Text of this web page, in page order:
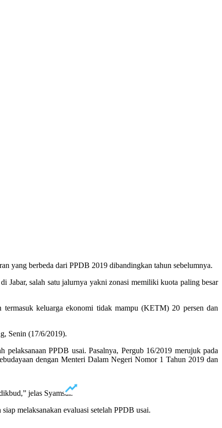
yang berbeda dari PPDB 2019 dibandingkan tahun sebelumnya.
Jabar, salah satu jalurnya yakni zonasi memiliki kuota paling besar
keluarga ekonomi tidak mampu (KETM) 20 persen dan
Senin (17/6/2019).
PPDB usai. Pasalnya, Pergub 16/2019 merujuk pada
dengan Menteri Dalam Negeri Nomor 1 Tahun 2019 dan
jelas Syamsul.
melaksanakan evaluasi setelah PPDB usai.